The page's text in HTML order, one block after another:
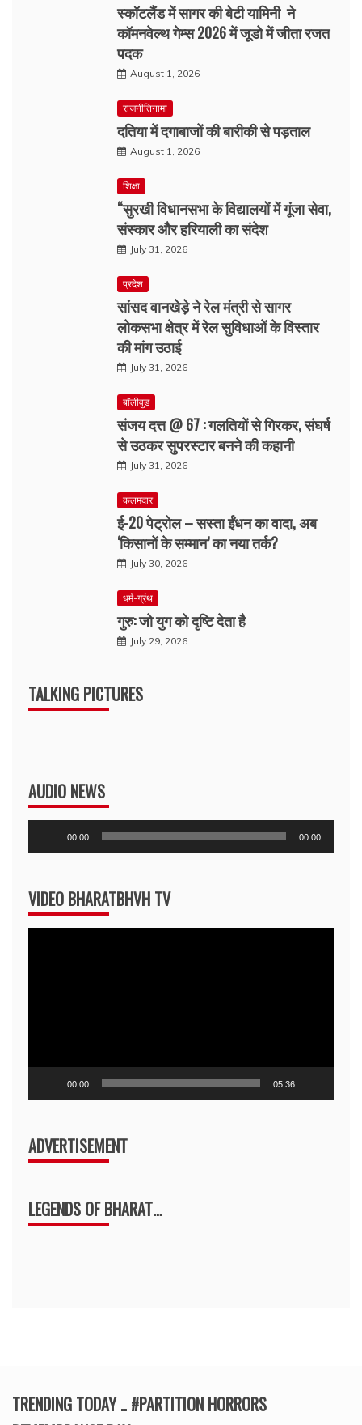
स्कॉटलैंड में सागर की बेटी यामिनी ने
कॉमनवेल्थ गेम्स 2026 में जूडो में जीता रजत
पदक
August 1, 2026
राजनीतिनामा
दतिया में दगाबाजों की बारीकी से पड़ताल
August 1, 2026
शिक्षा
“सुरखी विधानसभा के विद्यालयों में गूंजा सेवा,
संस्कार और हरियाली का संदेश
July 31, 2026
प्रदेश
सांसद वानखेड़े ने रेल मंत्री से सागर
लोकसभा क्षेत्र में रेल सुविधाओं के विस्तार
की मांग उठाई
July 31, 2026
बॉलीवुड
संजय दत्त @ 67 : गलतियों से गिरकर, संघर्ष
से उठकर सुपरस्टार बनने की कहानी
July 31, 2026
कलमदार
ई-20 पेट्रोल – सस्ता ईंधन का वादा, अब
‘किसानों के सम्मान’ का नया तर्क?
July 30, 2026
धर्म-ग्रंथ
गुरु: जो युग को दृष्टि देता है
July 29, 2026
TALKING PICTURES
AUDIO NEWS
Player
00:00 00:00
VIDEO BHARATBHVH TV
00:00 05:36
ADVERTISEMENT
LEGENDS OF BHARAT…
TRENDING TODAY .. #PARTITION HORRORS